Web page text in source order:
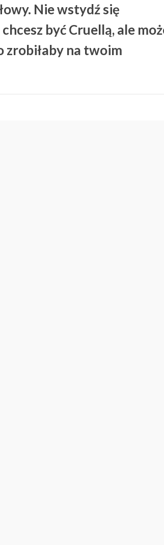
Nie wstydź się
być Cruellą, ale
zrobiłaby na twoim